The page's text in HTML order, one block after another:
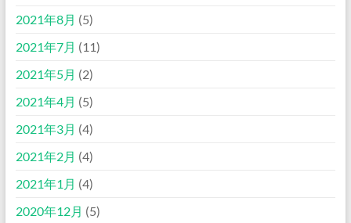
2021年8月 (5)
2021年7月 (11)
2021年5月 (2)
2021年4月 (5)
2021年3月 (4)
2021年2月 (4)
2021年1月 (4)
2020年12月 (5)